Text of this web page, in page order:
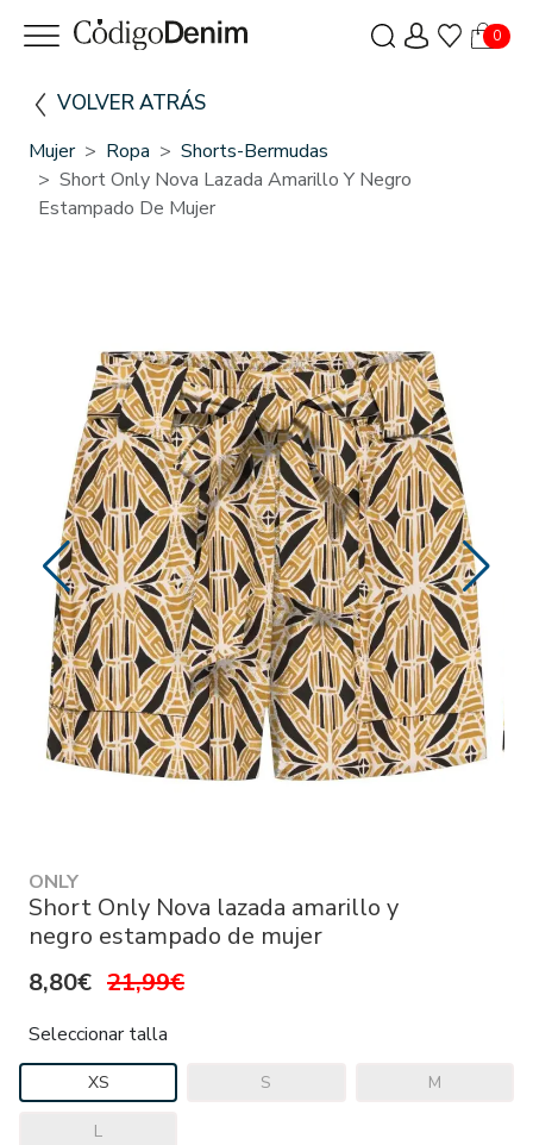
0
VOLVER ATRÁS
Mujer Ropa
Shorts-Bermudas
Short Only Nova Lazada Amarillo Y Negro
Estampado De Mujer
ONLY
Short Only Nova lazada amarillo y
negro estampado de mujer
8,80€ 21,99€
Seleccionar talla
XS S M
L